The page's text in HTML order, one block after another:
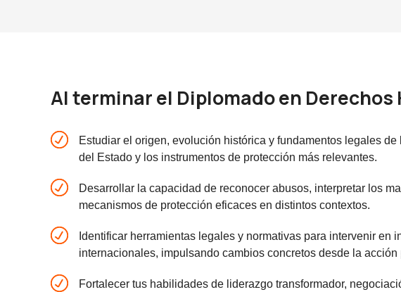
Al terminar el Diplomado en Derechos
Estudiar el origen, evolución histórica y fundamentos legales
del Estado y los instrumentos de protección más relevantes.
Desarrollar la capacidad de reconocer abusos, interpretar los
mecanismos de protección eficaces en distintos contextos.
Identificar herramientas legales y normativas para intervenir en
internacionales, impulsando cambios concretos desde la acción
Fortalecer tus habilidades de liderazgo transformador,